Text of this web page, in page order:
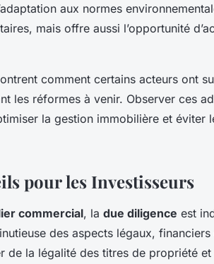
aux normes
mais offre aussi l’opportunité
comment certains acteurs ont
les réformes à venir. Observer ces
la gestion immobilière et éviter
pour les Investisseurs
commercial, la due diligence est
des aspects légaux,
de la légalité des titres de propriété